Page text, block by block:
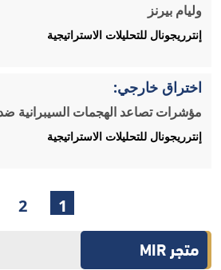
وليام بيرنز
إنترريجونال للتحليلات الاستراتيجية
اختراق خارجي:
مؤشرات تصاعد الهجمات السيبرانية
إنترريجونال للتحليلات الاستراتيجية
1
2
متجر MIR